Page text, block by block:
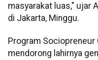
masyarakat luas," ujar
di Jakarta, Minggu.
Program
mendorong lahirnya